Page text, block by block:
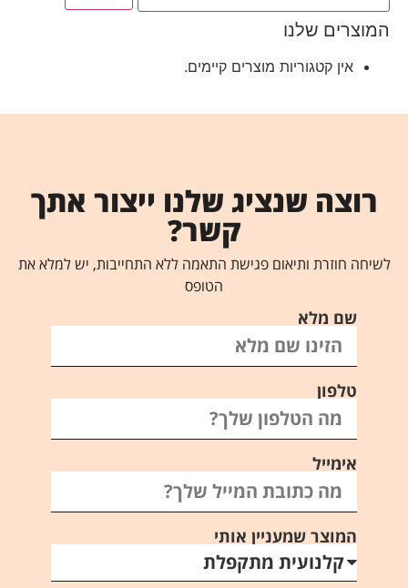
המוצרים שלנו
אין קטגוריות מוצרים קיימים.
רוצה שנציג שלנו ייצור אתך
קשר?
לשיחה חוזרת ותיאום פגישת התאמה ללא התחייבות, יש למלא את
הטופס
שם מלא
טלפון
אימייל
המוצר שמעניין אותי